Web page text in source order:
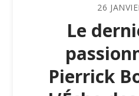
26
Le
Pierrick